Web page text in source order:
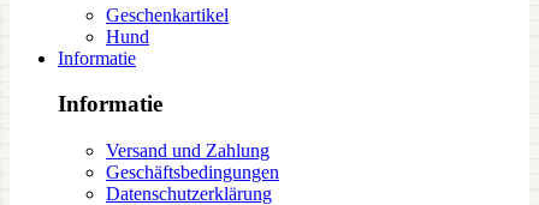
Geschenkartikel
Hund
Informatie
Informatie
Versand und Zahlung
Geschäftsbedingungen
Datenschutzerklärung